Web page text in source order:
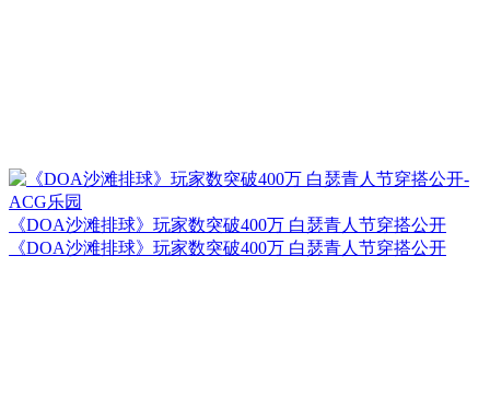
《DOA沙滩排球》玩家数突破400万 白瑟青人节穿搭公开
《DOA沙滩排球》玩家数突破400万 白瑟青人节穿搭公开